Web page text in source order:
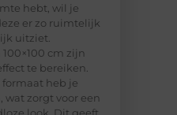
hebt, wil je
er zo ruimtelijk
uitziet.
cm zijn
te bereiken.
heb je
wat zorgt voor een